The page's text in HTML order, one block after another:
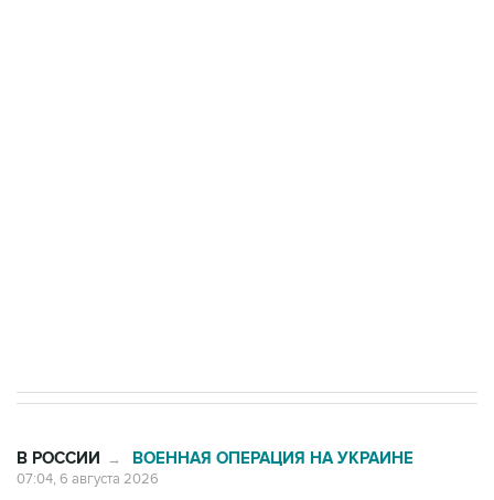
В РОССИИ → ВОЕННАЯ ОПЕРАЦИЯ НА УКРАИНЕ
07:04, 6 августа 2026